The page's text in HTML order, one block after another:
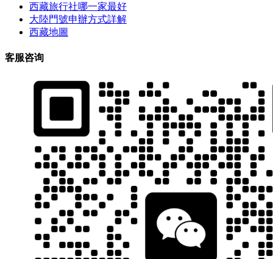
西藏旅行社哪一家最好
大陸門號申辦方式詳解
西藏地圖
客服咨询